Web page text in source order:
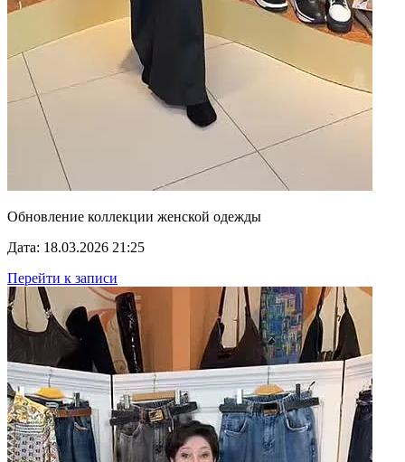
Обновление коллекции женской одежды
Дата: 18.03.2026 21:25
Перейти к записи